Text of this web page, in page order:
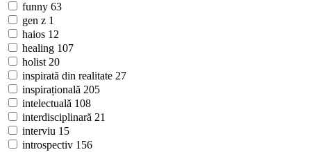
funny 63
gen z 1
haios 12
healing 107
holist 20
inspirată din realitate 27
inspirațională 205
intelectuală 108
interdisciplinară 21
interviu 15
introspectiv 156